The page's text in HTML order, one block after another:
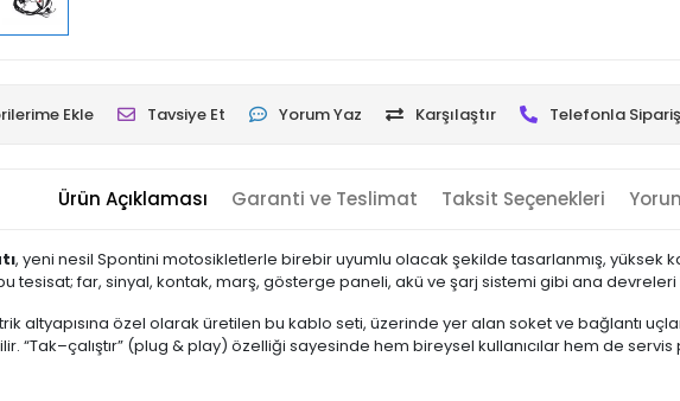
Ekle Tavsiye Et Yorum Yaz Karşılaştır Telefonla Sipariş
Ürün Açıklaması Garanti ve Teslimat Taksit Seçenekleri
, yeni nesil Spontini motosikletlerle birebir uyumlu olacak şekilde tasarlanmış, yüksek
tesisat; far, sinyal, kontak, marş, gösterge paneli, akü ve şarj sistemi gibi ana
altyapısına özel olarak üretilen bu kablo seti, üzerinde yer alan soket ve bağlantı
(plug & play) özelliği sayesinde hem bireysel kullanıcılar hem de